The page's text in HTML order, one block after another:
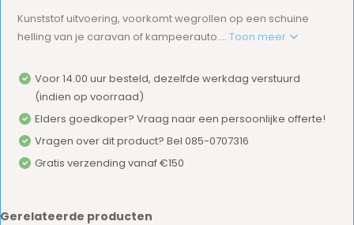
Kunststof uitvoering, voorkomt wegrollen op een schuine
helling van je caravan of kampeerauto....Toon meer
Voor 14.00 uur besteld, dezelfde werkdag verstuurd
(indien op voorraad)
Elders goedkoper? Vraag naar een persoonlijke offerte!
Vragen over dit product? Bel 085-0707316
Gratis verzending vanaf €150
Gerelateerde producten